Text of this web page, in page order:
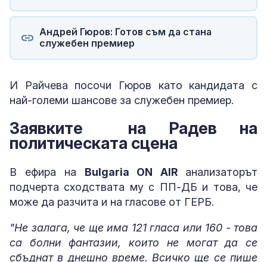
Андрей Гюров: Готов съм да стана
служебен премиер
И Райчева посочи Гюров като кандидата с
най-големи шансове за служебен премиер.
Заявките на Радев на
политическата сцена
В ефира на Bulgaria ON AIR анализаторът
подчерта сходствата му с ПП-ДБ и това, че
може да разчита и на гласове от ГЕРБ.
"Не залага, че ще има 121 гласа или 160 - това
са болни фантазии, които не могат да се
сбъднат в днешно време. Всичко ще се пише